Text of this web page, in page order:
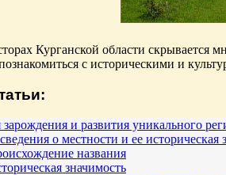
Курганской области скрывается
с историческими и
и развития уникального
о местности и ее историческая
названия
значимость